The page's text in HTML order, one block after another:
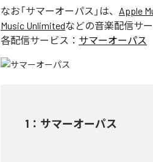
なお「サマーオーパス 」は、 Apple
Music Unlimitedなどの音楽配信サ
各配信サービス： サマーオーパス
1 ： サマーオーパス